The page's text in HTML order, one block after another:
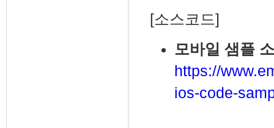
[소스코드]
모바일 샘플
https://
ios-code-